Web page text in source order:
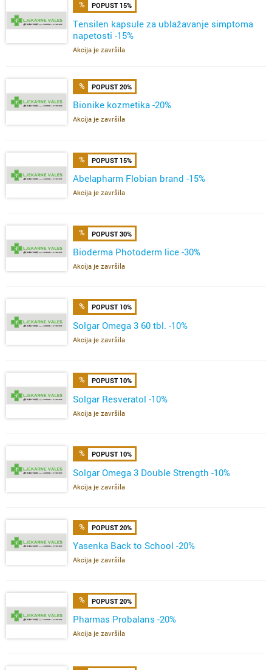
POPUST 15%
Tensilen kapsule za ublažavanje simptoma
napetosti -15%
Akcija je završila
POPUST 20%
Bionike kozmetika -20%
Akcija je završila
POPUST 15%
Abelapharm Flobian brand -15%
Akcija je završila
POPUST 30%
Bioderma Photoderm lice -30%
Akcija je završila
POPUST 10%
Solgar Omega 3 60 tbl. -10%
Akcija je završila
POPUST 10%
Solgar Resveratol -10%
Akcija je završila
POPUST 10%
Solgar Omega 3 Double Strength -10%
Akcija je završila
POPUST 20%
Yasenka Back to School -20%
Akcija je završila
POPUST 20%
Pharmas Probalans -20%
Akcija je završila